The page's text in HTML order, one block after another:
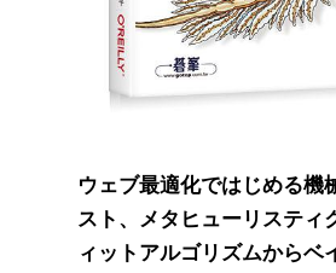
ウェブ最適化ではじめる機
スト、メタヒューリスティ
ィットアルゴリズムからベ